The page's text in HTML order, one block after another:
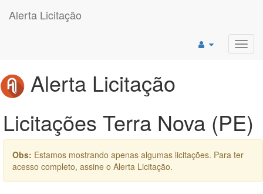
Alerta Licitação
Alerta Licitação
Licitações Terra Nova (PE)
Obs: Estamos mostrando apenas algumas licitações. Para ter
acesso completo, assine o Alerta Licitação.